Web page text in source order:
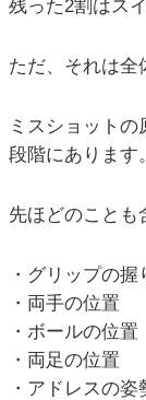
残った2割はス
ただ、それは全
ミスショット
段階にあります。
先ほどのことも
・グリップの握
・両手の位置
・ボールの位置
・両足の位置
・アドレスの姿